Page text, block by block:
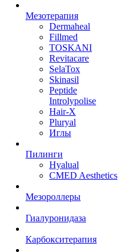
Мезотерапия
Dermaheal
Fillmed
TOSKANI
Revitacare
SelaTox
Skinasil
Peptide
Introlypolise
Hair-X
Pluryal
Иглы
Пилинги
Hyalual
CMED Aesthetics
Мезороллеры
Гиалуронидаза
Карбокситерапия